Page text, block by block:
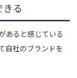
る
あると感じている
自社のブランドを